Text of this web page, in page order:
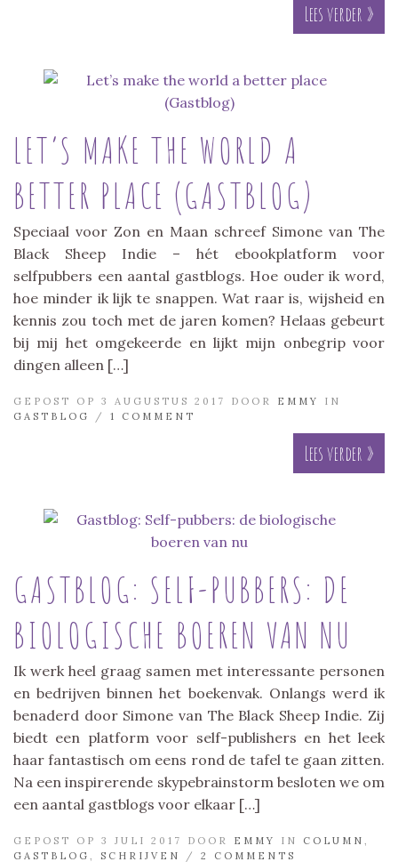
Lees verder »
LET’S MAKE THE WORLD A
BETTER PLACE (GASTBLOG)
Speciaal voor Zon en Maan schreef Simone van The
Black Sheep Indie – hét ebookplatform voor
selfpubbers een aantal gastblogs. Hoe ouder ik word,
hoe minder ik lijk te snappen. Wat raar is, wijsheid en
kennis zou toch met de jaren komen? Helaas gebeurt
bij mij het omgekeerde en lijkt mijn onbegrip voor
dingen alleen […]
GEPOST OP 3 AUGUSTUS 2017 DOOR EMMY
IN
GASTBLOG
/ 1 COMMENT
Lees verder »
GASTBLOG: SELF-PUBBERS: DE
BIOLOGISCHE BOEREN VAN NU
Ik werk heel graag samen met interessante personen
en bedrijven binnen het boekenvak. Onlangs werd ik
benaderd door Simone van The Black Sheep Indie. Zij
biedt een platform voor self-publishers en het leek
haar fantastisch om eens rond de tafel te gaan zitten.
Na een inspirerende skypebrainstorm besloten we om
een aantal gastblogs voor elkaar […]
GEPOST OP 3 JULI 2017 DOOR EMMY IN COLUMN
GASTBLOG
SCHRIJVEN / 2 COMMENTS